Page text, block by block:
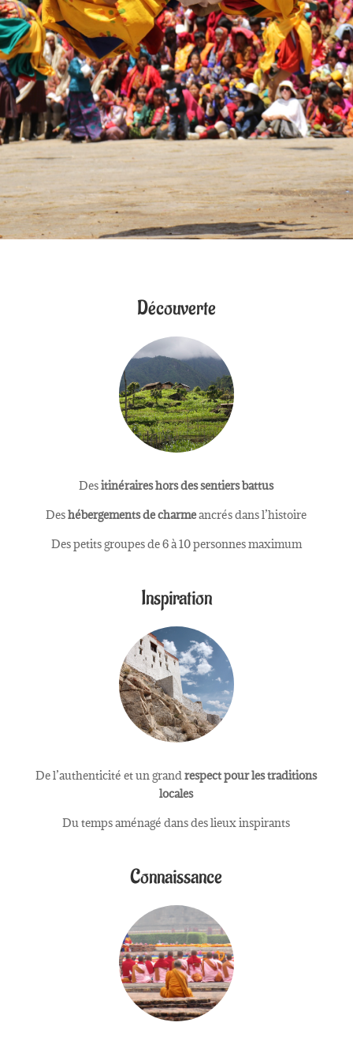
Découverte
Desitinéraires hors des sentiers battus
Deshébergements de charmeancrés dans l’histoire
Des petits groupes de 6 à 10 personnes maximum
Inspiration
De l’authenticité et un grandrespect pour les traditions
locales
Du temps aménagé dans des lieux inspirants
Connaissance